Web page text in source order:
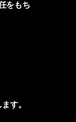
をもち
す。